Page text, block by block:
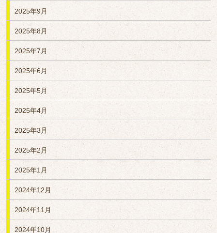
2025年9月
2025年8月
2025年7月
2025年6月
2025年5月
2025年4月
2025年3月
2025年2月
2025年1月
2024年12月
2024年11月
2024年10月